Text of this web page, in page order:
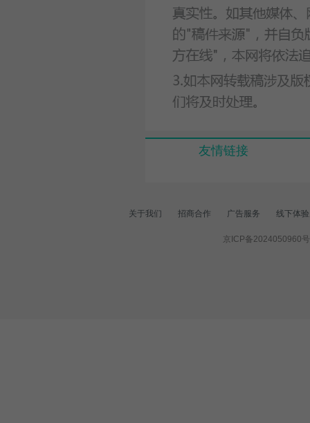
友情链接
关于我们 招商合作 广告服务 线下体
京ICP备2024050960